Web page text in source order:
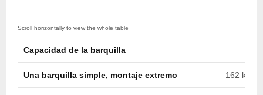
Capacidad de la barquilla
Una barquilla simple, montaje extremo 162 kg